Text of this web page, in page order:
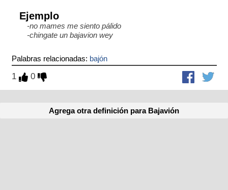
Ejemplo
-no mames me siento pálido
-chingate un bajavion wey
Palabras relacionadas: bajón
1 0
Agrega otra definición para Bajavión